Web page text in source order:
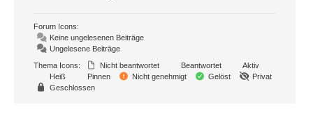
Forum Icons:
Keine ungelesenen Beiträge
Ungelesene Beiträge
Thema Icons:
Nicht beantwortet Beantwortet
Aktiv
Heiß
Pinnen Nicht genehmigt Gelöst
Privat
Geschlossen